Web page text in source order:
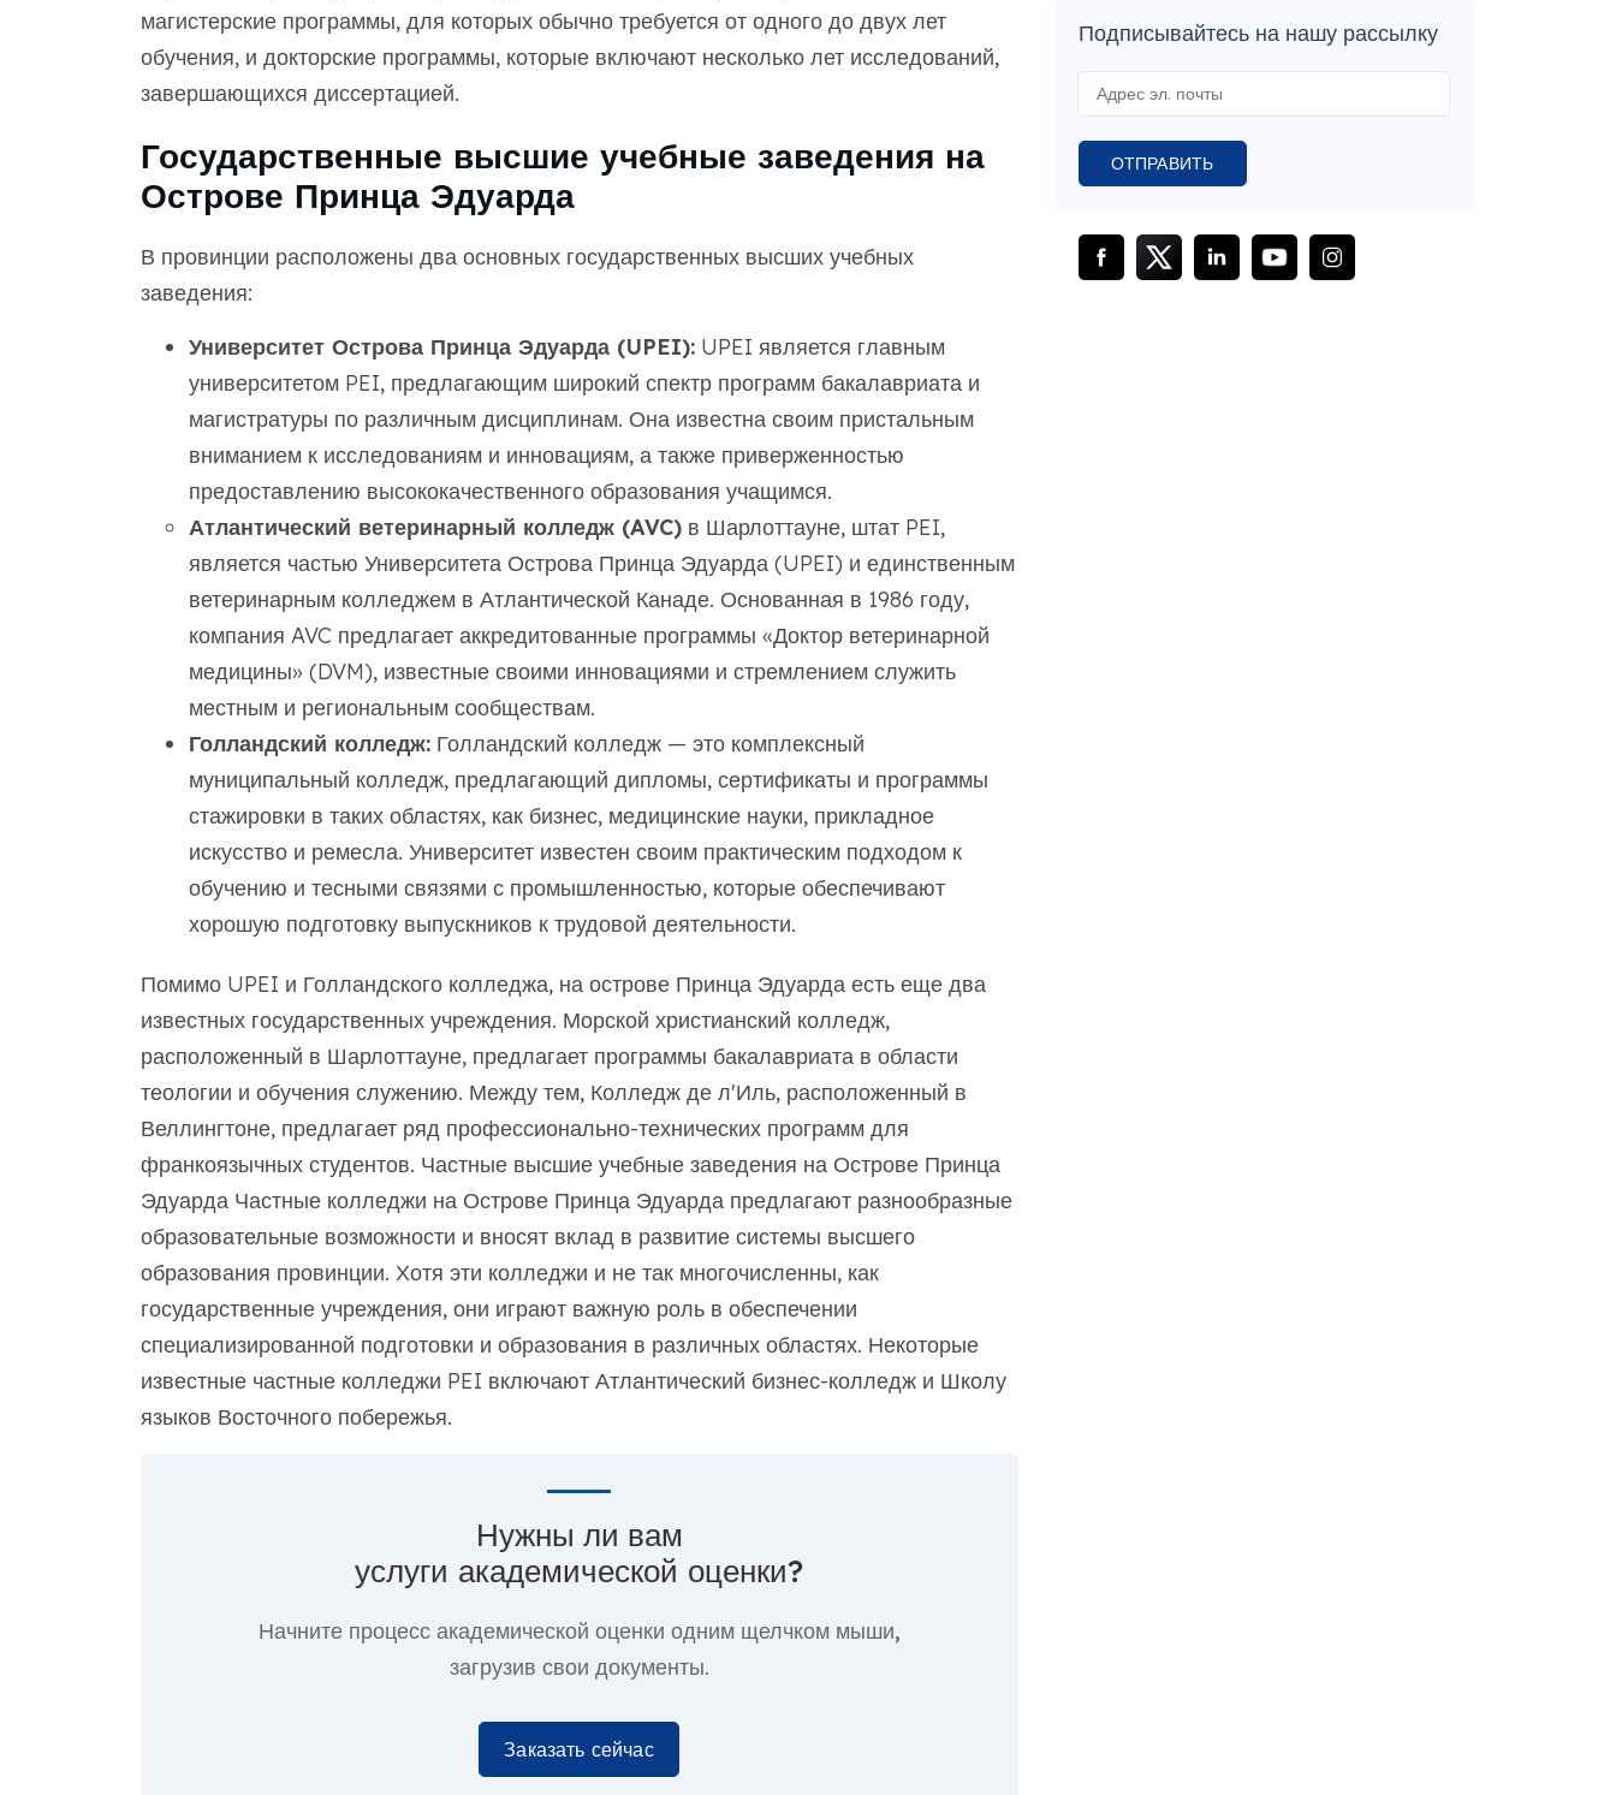
магистерские программы, для которых обычно требуется от одного до двух лет
обучения, и докторские программы, которые включают несколько лет исследований,
завершающихся диссертацией.
Государственные высшие учебные заведения на
Острове Принца Эдуарда
В провинции расположены два основных государственных высших учебных
заведения:
Университет Острова Принца Эдуарда (UPEI):UPEI является главным
университетом PEI, предлагающим широкий спектр программ бакалавриата и
магистратуры по различным дисциплинам. Она известна своим пристальным
вниманием к исследованиям и инновациям, а также приверженностью
предоставлению высококачественного образования учащимся.
Атлантический ветеринарный колледж (AVC)в Шарлоттауне, штат PEI,
является частью Университета Острова Принца Эдуарда (UPEI) и единственным
ветеринарным колледжем в Атлантической Канаде. Основанная в 1986 году,
компания AVC предлагает аккредитованные программы «Доктор ветеринарной
медицины» (DVM), известные своими инновациями и стремлением служить
местным и региональным сообществам.
Голландский колледж:Голландский колледж — это комплексный
муниципальный колледж, предлагающий дипломы, сертификаты и программы
стажировки в таких областях, как бизнес, медицинские науки, прикладное
искусство и ремесла. Университет известен своим практическим подходом к
обучению и тесными связями с промышленностью, которые обеспечивают
хорошую подготовку выпускников к трудовой деятельности.
Помимо UPEI и Голландского колледжа, на острове Принца Эдуарда есть еще два
известных государственных учреждения. Морской христианский колледж,
расположенный в Шарлоттауне, предлагает программы бакалавриата в области
теологии и обучения служению. Между тем, Колледж де л'Иль, расположенный в
Веллингтоне, предлагает ряд профессионально-технических программ для
франкоязычных студентов. Частные высшие учебные заведения на Острове Принца
Эдуарда Частные колледжи на Острове Принца Эдуарда предлагают разнообразные
образовательные возможности и вносят вклад в развитие системы высшего
образования провинции. Хотя эти колледжи и не так многочисленны, как
государственные учреждения, они играют важную роль в обеспечении
специализированной подготовки и образования в различных областях. Некоторые
известные частные колледжи PEI включают Атлантический бизнес-колледж и Школу
языков Восточного побережья.
Нужны ли вам
услуги академической оценки?
Начните процесс академической оценки одним щелчком мыши,
загрузив свои документы.
Заказать сейчас
Подписывайтесь на нашу рассылку
ОТПРАВИТЬ